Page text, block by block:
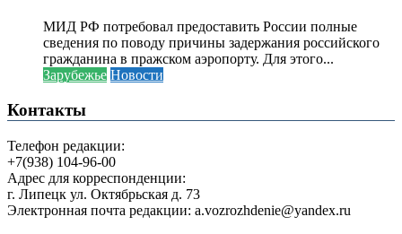
МИД РФ потребовал предоставить России полные
сведения по поводу причины задержания российского
гражданина в пражском аэропорту. Для этого...
Зарубежье Новости
Контакты
Телефон редакции:
+7(938) 104-96-00
Адрес для корреспонденции:
г. Липецк ул. Октябрьская д. 73
Электронная почта редакции: a.vozrozhdenie@yandex.ru